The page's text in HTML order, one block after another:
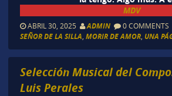
MDV
ABRIL 30, 2025 ADMIN 0 COMMENTS
SEÑOR DE LA SILLA MORIR DE AMOR, UNA
Selección Musical del
Luis Perales